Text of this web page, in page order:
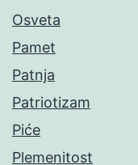
Osveta
Pamet
Patnja
Patriotizam
Piće
Plemenitost